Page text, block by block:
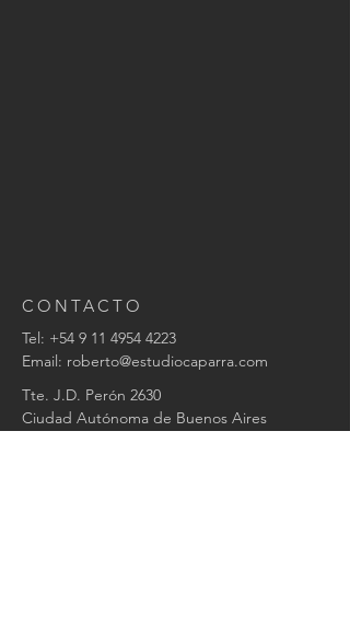
CONTACTO
Tel: +54 9 11 4954 4223
Email: roberto@estudiocaparra.com
Tte. J.D. Perón 2630
Ciudad Autónoma de Buenos Aires